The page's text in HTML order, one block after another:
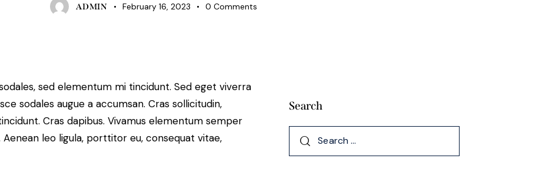
ADMIN February 16, 2023 0 Comments
sed elementum mi tincidunt. Sed eget viverra
sodales augue a accumsan. Cras sollicitudin,
Cras dapibus. Vivamus elementum semper
leo ligula, porttitor eu, consequat vitae,
Search